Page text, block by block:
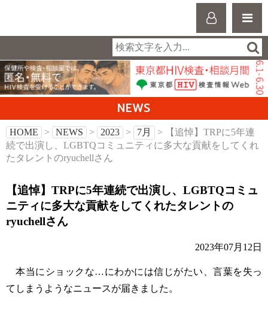
NEWS
HOME > NEWS > 2023 > 7月
> 【追悼】TRPに5年連
続で出演し、LGBTQコミュニティに多大な貢献をしてくれ
たタレントのryuchellさん
【追悼】TRPに5年連続で出演し、LGBTQコミュ
ニティに多大な貢献をしてくれたタレントの
ryuchellさん
2023年07月12日
本当にショックな…にわかには信じがたい、言葉を失っ
てしまうようなニュースが届きました。